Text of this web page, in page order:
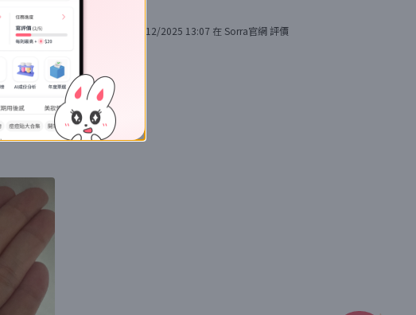
2/12/2025 13:07 在Sorra官網評價